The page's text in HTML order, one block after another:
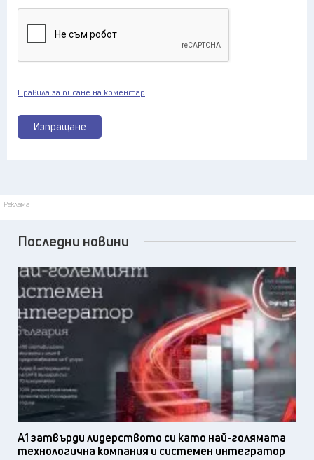
Изпращане
Правила за писане на коментар
Реклама
Последни новини
А1 затвърди лидерството си като най-голямата
технологична компания и системен интегратор